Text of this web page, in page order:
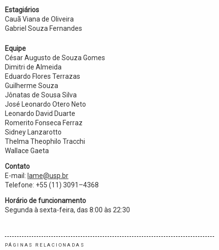
Estagiários
Cauã Viana de Oliveira
Gabriel Souza Fernandes
Equipe
César Augusto de Souza Gomes
Dimitri de Almeida
Eduardo Flores Terrazas
Guilherme Souza
Jônatas de Sousa Silva
José Leonardo Otero Neto
Leonardo David Duarte
Romerito Fonseca Ferraz
Sidney Lanzarotto
Thelma Theophilo Tracchi
Wallace Gaeta
Contato
E-mail: lame@usp.br
Telefone: +55 (11) 3091–4368
Horário de funcionamento
Segunda à sexta-feira, das 8:00 às 22:30
PÁGINAS RELACIONADAS